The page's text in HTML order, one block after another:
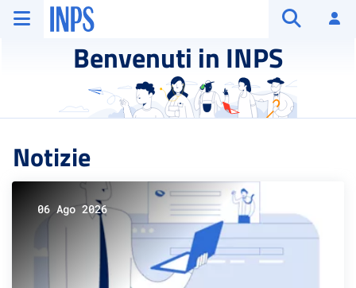
Vai al menu principale
Vai al contenuto principale
Vai al pie' di pagina
INPS ()
Benvenuti in INPS
Notizie
06 Ago 2026